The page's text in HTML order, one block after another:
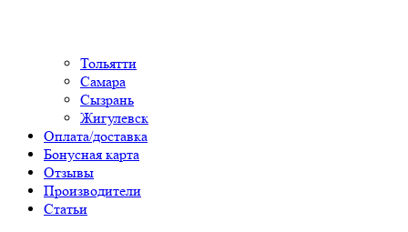
Тольятти
Самара
Сызрань
Жигулевск
Оплата/доставка
Бонусная карта
Отзывы
Производители
Статьи